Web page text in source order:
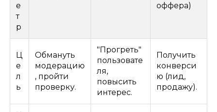
е
т
р
оффера)
Ц
е
л
ь
Обмануть
модерацию
, пройти
проверку.
"Прогреть"
пользовате
ля,
повысить
интерес.
Получить
конверси
ю (лид,
продажу).